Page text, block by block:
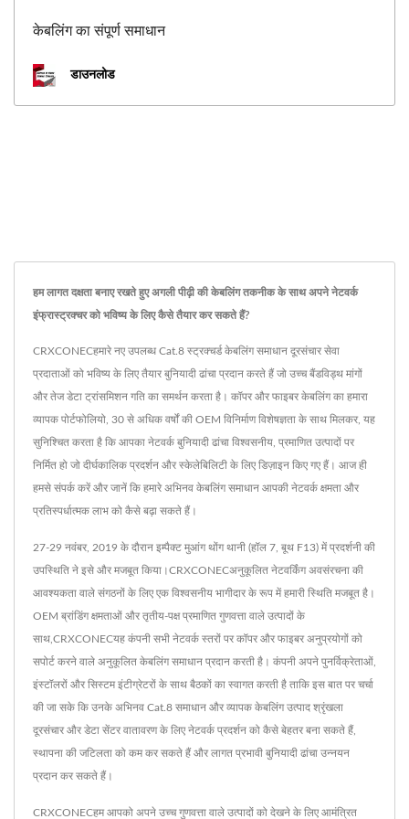
केबलिंग का संपूर्ण समाधान
डाउनलोड
हम लागत दक्षता बनाए रखते हुए अगली पीढ़ी की केबलिंग तकनीक के साथ अपने नेटवर्क
इंफ्रास्ट्रक्चर को भविष्य के लिए कैसे तैयार कर सकते हैं?
CRXCONECहमारे नए उपलब्ध Cat.8 स्ट्रक्चर्ड केबलिंग समाधान दूरसंचार सेवा
प्रदाताओं को भविष्य के लिए तैयार बुनियादी ढांचा प्रदान करते हैं जो उच्च बैंडविड्थ मांगों
और तेज डेटा ट्रांसमिशन गति का समर्थन करता है। कॉपर और फाइबर केबलिंग का हमारा
व्यापक पोर्टफोलियो, 30 से अधिक वर्षों की OEM विनिर्माण विशेषज्ञता के साथ मिलकर, यह
सुनिश्चित करता है कि आपका नेटवर्क बुनियादी ढांचा विश्वसनीय, प्रमाणित उत्पादों पर
निर्मित हो जो दीर्घकालिक प्रदर्शन और स्केलेबिलिटी के लिए डिज़ाइन किए गए हैं। आज ही
हमसे संपर्क करें और जानें कि हमारे अभिनव केबलिंग समाधान आपकी नेटवर्क क्षमता और
प्रतिस्पर्धात्मक लाभ को कैसे बढ़ा सकते हैं।
27-29 नवंबर, 2019 के दौरान इम्पैक्ट मुआंग थोंग थानी (हॉल 7, बूथ F13) में प्रदर्शनी की
उपस्थिति ने इसे और मजबूत किया।CRXCONECअनुकूलित नेटवर्किंग अवसंरचना की
आवश्यकता वाले संगठनों के लिए एक विश्वसनीय भागीदार के रूप में हमारी स्थिति मजबूत है।
OEM ब्रांडिंग क्षमताओं और तृतीय-पक्ष प्रमाणित गुणवत्ता वाले उत्पादों के
साथ,CRXCONECयह कंपनी सभी नेटवर्क स्तरों पर कॉपर और फाइबर अनुप्रयोगों को
सपोर्ट करने वाले अनुकूलित केबलिंग समाधान प्रदान करती है। कंपनी अपने पुनर्विक्रेताओं,
इंस्टॉलरों और सिस्टम इंटीग्रेटरों के साथ बैठकों का स्वागत करती है ताकि इस बात पर चर्चा
की जा सके कि उनके अभिनव Cat.8 समाधान और व्यापक केबलिंग उत्पाद श्रृंखला
दूरसंचार और डेटा सेंटर वातावरण के लिए नेटवर्क प्रदर्शन को कैसे बेहतर बना सकते हैं,
स्थापना की जटिलता को कम कर सकते हैं और लागत प्रभावी बुनियादी ढांचा उन्नयन
प्रदान कर सकते हैं।
CRXCONECहम आपको अपने उच्च गुणवत्ता वाले उत्पादों को देखने के लिए आमंत्रित